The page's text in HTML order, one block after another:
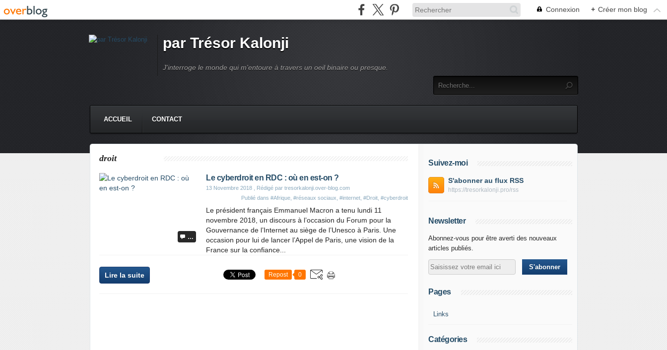
Connexion + Créer mon blog
par Trésor Kalonji
J'interroge le monde qui m'entoure à travers un oeil binaire ou presque.
ACCUEIL CONTACT
droit
…
Le cyberdroit en RDC : où en est-on ?
13 Novembre 2018 , Rédigé par tresorkalonji.over-blog.com
Publié dans #Afrique #réseaux sociaux #internet #Droit #cyberdroit
Le président français Emmanuel Macron a tenu lundi 11
novembre 2018, un discours à l’occasion du Forum pour la
Gouvernance de l’Internet au siège de l’Unesco à Paris. Une
occasion pour lui de lancer l’Appel de Paris, une vision de la
France sur la confiance...
Lire la suite Repost 0
Suivez-moi
S'abonner au flux RSS
https://tresorkalonji.pro/rss
Newsletter
Abonnez-vous pour être averti des nouveaux
articles publiés.
Pages
Links
Catégories